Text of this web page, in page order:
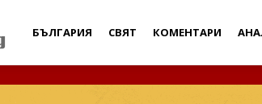
Дебати
БЪЛГАРИЯ СВЯТ КОМЕНТАРИ